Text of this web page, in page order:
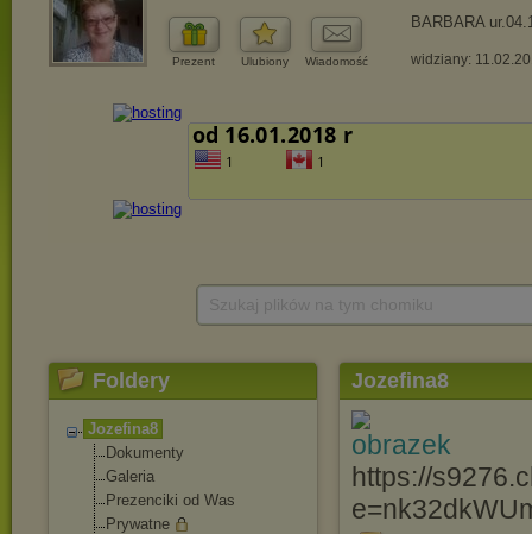
Prezent Ulubiony Wiadomość
BARBARA
widziany:
Foldery
Jozefina8
Dokumenty
Galeria
Prezenciki od Was
Prywatne
Jozefina8
https://